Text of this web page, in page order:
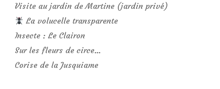
Visite au jardin de Martine (jardin privé)
La volucelle transparente
Insecte : Le Clairon
Sur les fleurs de circe…
Corise de la Jusquiame